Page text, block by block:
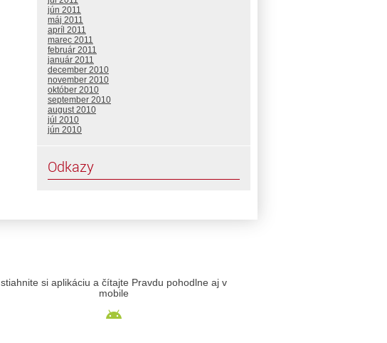
jún 2011
máj 2011
apríl 2011
marec 2011
február 2011
január 2011
december 2010
november 2010
október 2010
september 2010
august 2010
júl 2010
jún 2010
Odkazy
stiahnite si aplikáciu a čítajte Pravdu pohodlne aj v
mobile